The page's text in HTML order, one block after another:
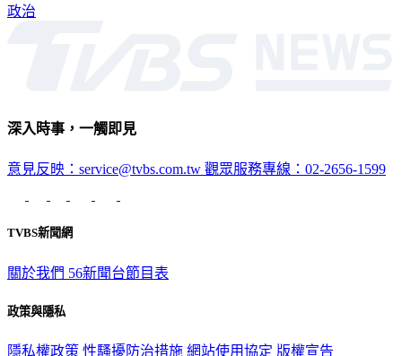
政治
深入時事，一觸即見
意見反映：service@tvbs.com.tw 觀眾服務專線：02-2656-1599
TVBS新聞網
關於我們 56新聞台節目表
政策與隱私
隱私權政策 性騷擾防治措施 網站使用協定 版權宣告